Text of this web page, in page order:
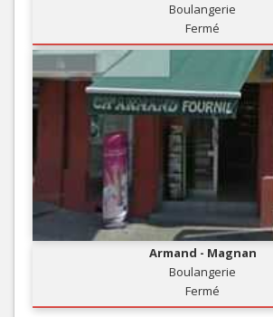
Boulangerie
Fermé
Armand - Magnan
Boulangerie
Fermé